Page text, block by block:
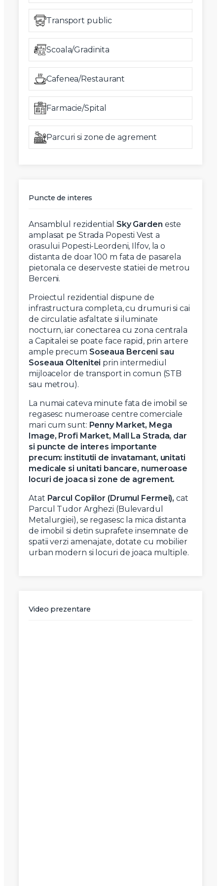
Transport public
Scoala/Gradinita
Cafenea/Restaurant
Farmacie/Spital
Parcuri si zone de agrement
Puncte de interes
Ansamblul rezidential Sky Garden este
amplasat pe Strada Popesti Vest a
orasului Popesti-Leordeni, Ilfov, la o
distanta de doar 100 m fata de pasarela
pietonala ce deserveste statiei de metrou
Berceni.
Proiectul rezidential dispune de
infrastructura completa, cu drumuri si cai
de circulatie asfaltate si iluminate
nocturn, iar conectarea cu zona centrala
a Capitalei se poate face rapid, prin artere
ample precum Soseaua Berceni sau
Soseaua Oltenitei prin intermediul
mijloacelor de transport in comun (STB
sau metrou).
La numai cateva minute fata de imobil se
regasesc numeroase centre comerciale
mari cum sunt: Penny Market, Mega
Image, Profi Market, Mall La Strada, dar
si puncte de interes importante
precum: institutii de invatamant, unitati
medicale si unitati bancare, numeroase
locuri de joaca si zone de agrement.
Atat Parcul Copiilor (Drumul Fermei), cat
Parcul Tudor Arghezi (Bulevardul
Metalurgiei), se regasesc la mica distanta
de imobil si detin suprafete insemnate de
spatii verzi amenajate, dotate cu mobilier
urban modern si locuri de joaca multiple.
Video prezentare